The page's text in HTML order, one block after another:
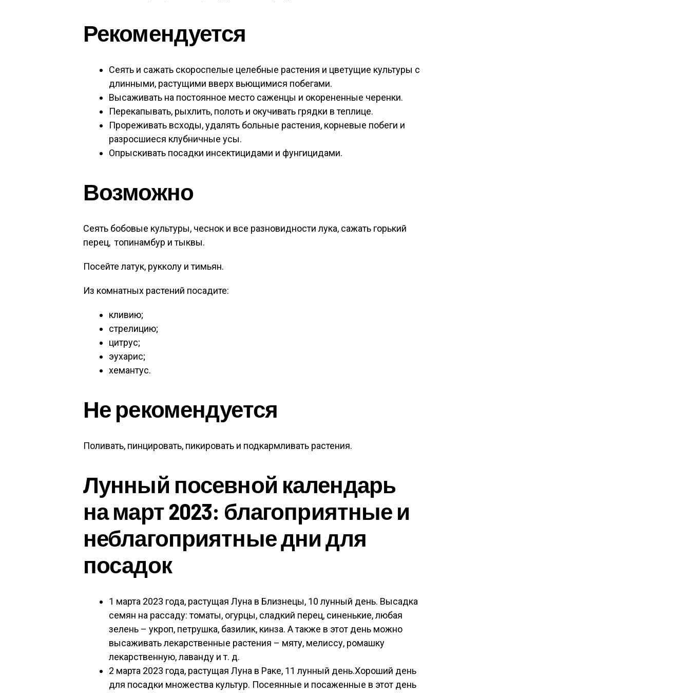
Рекомендуется
Сеять и сажать скороспелые целебные растения и цветущие культуры с
длинными, растущими вверх вьющимися побегами.
Высаживать на постоянное место саженцы и окорененные черенки.
Перекапывать, рыхлить, полоть и окучивать грядки в теплице.
Прореживать всходы, удалять больные растения, корневые побеги и
разросшиеся клубничные усы.
Опрыскивать посадки инсектицидами и фунгицидами.
Возможно
Сеять бобовые культуры, чеснок и все разновидности лука, сажать горький
перец, топинамбур и тыквы.
Посейте латук, рукколу и тимьян.
Из комнатных растений посадите:
кливию;
стрелицию;
цитрус;
эухарис;
хемантус.
Не рекомендуется
Поливать, пинцировать, пикировать и подкармливать растения.
Лунный посевной календарь
на март 2023: благоприятные и
неблагоприятные дни для
посадок
1 марта 2023 года, растущая Луна в Близнецы, 10 лунный день. Высадка
семян на рассаду: томаты, огурцы, сладкий перец, синенькие, любая
зелень – укроп, петрушка, базилик, кинза. А также в этот день можно
высаживать лекарственные растения – мяту, мелиссу, ромашку
лекарственную, лаванду и т. д.
2 марта 2023 года, растущая Луна в Раке, 11 лунный день.Хороший день
для посадки множества культур. Посеянные и посаженные в этот день